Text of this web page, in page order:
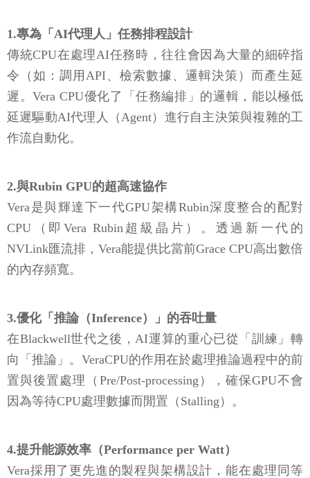
1.專為「AI代理人」任務排程設計
傳統CPU在處理AI任務時，往往會因為大量的細碎指
令（如：調用API、檢索數據、邏輯決策）而產生延
遲。Vera CPU優化了「任務編排」的邏輯，能以極低
延遲驅動AI代理人（Agent）進行自主決策與複雜的工
作流自動化。
2.與Rubin GPU的超高速協作
Vera是與輝達下一代GPU架構Rubin深度整合的配對
CPU（即Vera Rubin超級晶片）。透過新一代的
NVLink匯流排，Vera能提供比當前Grace CPU高出數倍
的內存頻寬。
3.優化「推論（Inference）」的吞吐量
在Blackwell世代之後，AI運算的重心已從「訓練」轉
向「推論」。VeraCPU的作用在於處理推論過程中的前
置與後置處理（Pre/Post-processing），確保GPU不會
因為等待CPU處理數據而閒置（Stalling）。
4.提升能源效率（Performance per Watt）
Vera採用了更先進的製程與架構設計，能在處理同等